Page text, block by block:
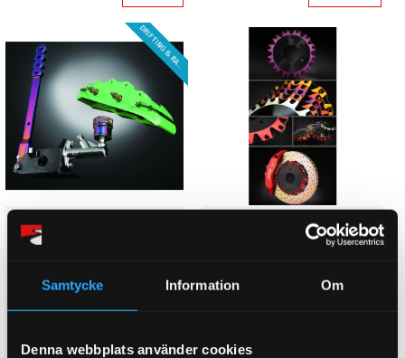
Samtycke Information Om
Denna webbplats använder cookies
Tillägg för "Dual Fuel"
bromsok vid köp att ett D2
fuel bromsok bak, med två
separata hydraulik kretsar
D
R
I
F
T
I
N
G
&
R
A
L
L
Y
!
Köp till dubbelfärg på bell
house vid köp av ett nytt D2
Twin colour bell house, 3D